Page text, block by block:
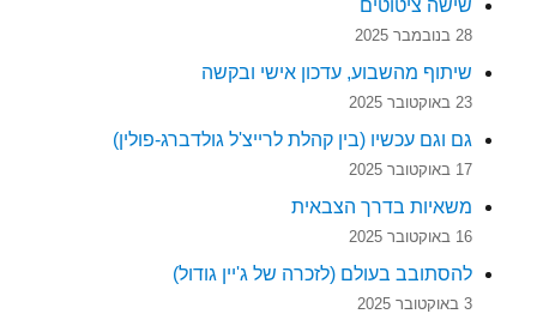
שישה ציטוטים
28 בנובמבר 2025
שיתוף מהשבוע, עדכון אישי ובקשה
23 באוקטובר 2025
גם וגם עכשיו (בין קהלת לרייצ'ל גולדברג-פולין)
17 באוקטובר 2025
משאיות בדרך הצבאית
16 באוקטובר 2025
להסתובב בעולם (לזכרה של ג'יין גודול)
3 באוקטובר 2025